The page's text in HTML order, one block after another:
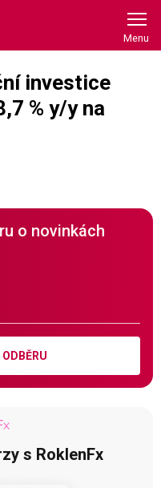
investice
% y/y na
o novinkách
s RoklenFx